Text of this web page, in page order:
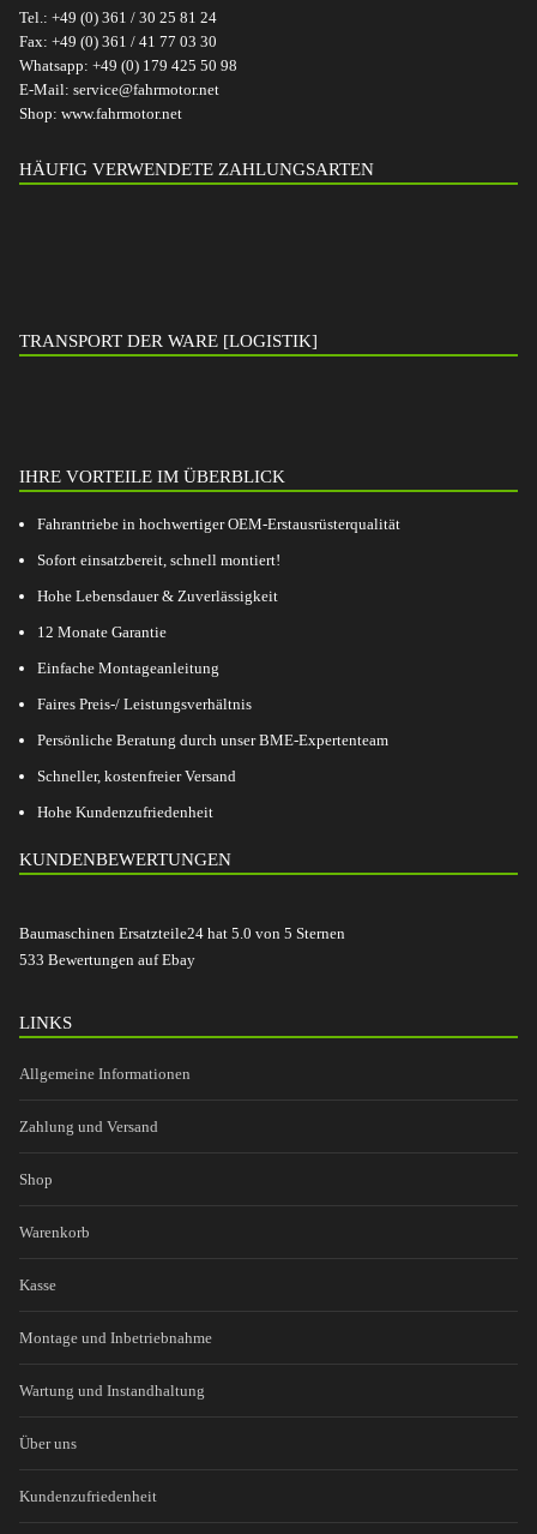
Tel.: +49 (0) 361 / 30 25 81 24
Fax: +49 (0) 361 / 41 77 03 30
Whatsapp: +49 (0) 179 425 50 98
E-Mail: service@fahrmotor.net
Shop: www.fahrmotor.net
HÄUFIG VERWENDETE ZAHLUNGSARTEN
TRANSPORT DER WARE [LOGISTIK]
IHRE VORTEILE IM ÜBERBLICK
Fahrantriebe in hochwertiger OEM-Erstausrüsterqualität
Sofort einsatzbereit, schnell montiert!
Hohe Lebensdauer & Zuverlässigkeit
12 Monate Garantie
Einfache Montageanleitung
Faires Preis-/ Leistungsverhältnis
Persönliche Beratung durch unser BME-Expertenteam
Schneller, kostenfreier Versand
Hohe Kundenzufriedenheit
KUNDENBEWERTUNGEN
Baumaschinen Ersatzteile24 hat 5.0 von 5 Sternen
533 Bewertungen auf Ebay
LINKS
Allgemeine Informationen
Zahlung und Versand
Shop
Warenkorb
Kasse
Montage und Inbetriebnahme
Wartung und Instandhaltung
Über uns
Kundenzufriedenheit